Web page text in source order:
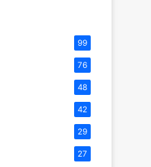
99
76
48
42
29
27